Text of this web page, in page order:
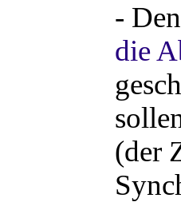
-
die
(der